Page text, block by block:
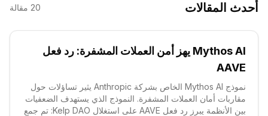
أحدث المقالات 20 مقالة
Mythos AI يهز أمن العملات المشفرة: رد فعل
AAVE
نموذج Mythos AI الخاص بشركة Anthropic يثير تساؤلات حول
مقاربات أمان العملات المشفرة. النموذج الذي يستهدف الضعفيات
بين الأنظمة يبرز رد فعل AAVE على استغلال Kelp DAO: تم جمع